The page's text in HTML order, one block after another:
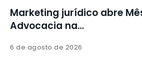
Marketing jurídico abre
Advocacia na…
6 de agosto de 2026